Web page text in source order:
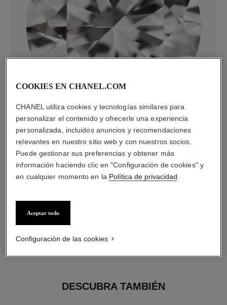
Las características de cada pieza pueden variar**
DESCUBRA TAMBIÉN
COOKIES EN CHANEL.COM
CHANEL utiliza cookies y tecnologías similares para
personalizar el contenido y ofrecerle una experiencia
personalizada, incluidos anuncios y recomendaciones
relevantes en nuestro sitio web y con nuestros socios.
Puede gestionar sus preferencias y obtener más
información haciendo clic en "Configuración de cookies" y
en cualquier momento en la Política de privacidad
Aceptar todo
Configuración de las cookies